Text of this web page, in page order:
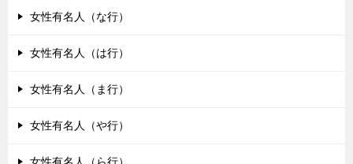
女性有名人（な行）
女性有名人（は行）
女性有名人（ま行）
女性有名人（や行）
女性有名人（ら行）